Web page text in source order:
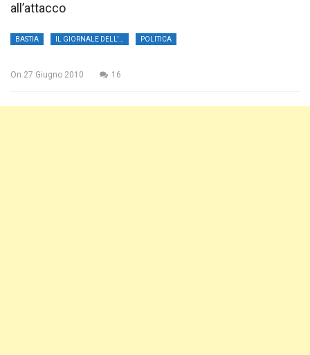
all’attacco
BASTIA POLITICA
On 27 Giugno 2010 16